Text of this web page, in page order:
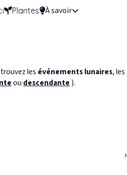
Plantes À savoir
les événements lunaires, les
ou descendante ).
›